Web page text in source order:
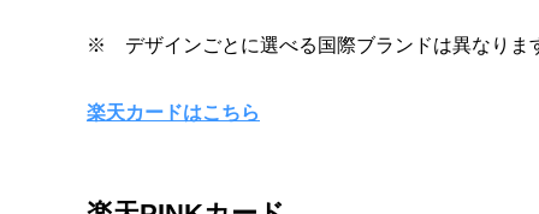
※ デザインごとに選べる国際ブランドは異なりま
楽天カードはこちら